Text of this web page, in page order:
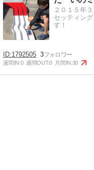
２０１５年
セッティン
す！
1792505 3
週間IN:0 週間OUT:0 月間IN:30